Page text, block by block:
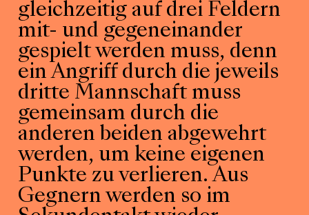
gleichzeitig auf drei Feldern
mit- und gegeneinander
gespielt werden muss, denn
ein Angriff durch die jeweils
dritte Mannschaft muss
gemeinsam durch die
anderen beiden abgewehrt
werden, um keine eigenen
Punkte zu verlieren. Aus
Gegnern werden so im